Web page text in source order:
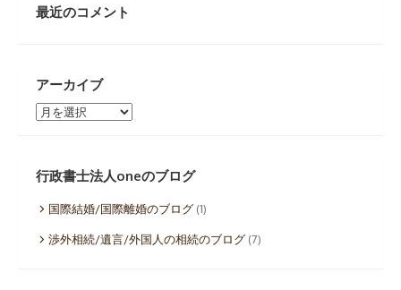
最近のコメント
アーカイブ
ア
イ
ブ
行政書士法人oneのブログ
国際結婚/国際離婚のブログ (1)
渉外相続/遺言/外国人の相続のブログ (7)